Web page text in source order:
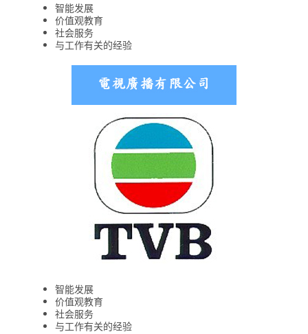
智能发展
价值观教育
社会服务
与工作有关的经验
智能发展
价值观教育
社会服务
与工作有关的经验